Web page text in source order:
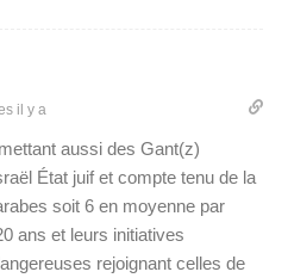
il y a
aussi des Gant(z)
État juif et compte tenu de la
soit 6 en moyenne par
ans et leurs initiatives
rejoignant celles de